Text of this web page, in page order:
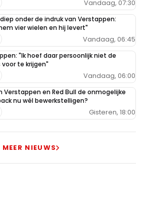
Vandaag, 07:30
onder de indruk van Verstappen:
vier wielen en hij levert"
Vandaag, 06:45
"Ik hoef daar persoonlijk niet de
te krijgen"
Vandaag, 06:00
Verstappen en Red Bull de onmogelijke
nu wél bewerkstelligen?
Gisteren, 18:00
MEER NIEUWS